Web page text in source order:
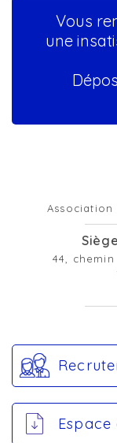
Vous
une
44,
Espace